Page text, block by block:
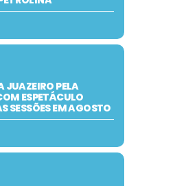
JUAZEIRO PELA
ESPETÁCULO
SESSÕES EM AGOSTO